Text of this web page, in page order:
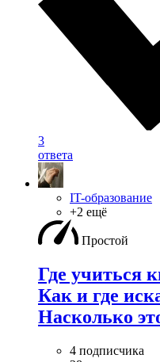
3
ответа
IT-образование
+2 ещё
Простой
Где учиться
Как и где
Насколько
4 подписчика